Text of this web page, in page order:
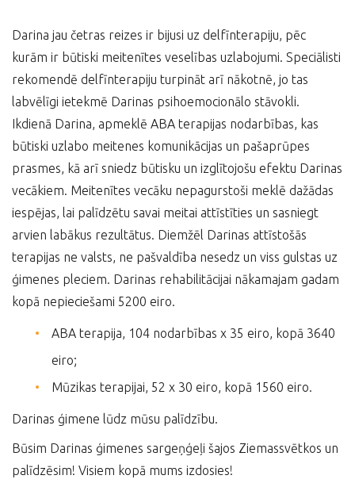
Darina jau četras reizes ir bijusi uz delfīnterapiju, pēc
kurām ir būtiski meitenītes veselības uzlabojumi. Speciālisti
rekomendē delfīnterapiju turpināt arī nākotnē, jo tas
labvēlīgi ietekmē Darinas psihoemocionālo stāvokli.
Ikdienā Darina, apmeklē ABA terapijas nodarbības, kas
būtiski uzlabo meitenes komunikācijas un pašaprūpes
prasmes, kā arī sniedz būtisku un izglītojošu efektu Darinas
vecākiem. Meitenītes vecāku nepagurstoši meklē dažādas
iespējas, lai palīdzētu savai meitai attīstīties un sasniegt
arvien labākus rezultātus. Diemžēl Darinas attīstošās
terapijas ne valsts, ne pašvaldība nesedz un viss gulstas uz
ģimenes pleciem. Darinas rehabilitācijai nākamajam gadam
kopā nepieciešami 5200 eiro.
ABA terapija, 104 nodarbības x 35 eiro, kopā 3640
eiro;
Mūzikas terapijai, 52 x 30 eiro, kopā 1560 eiro.
Darinas ģimene lūdz mūsu palīdzību.
Būsim Darinas ģimenes sargeņģeļi šajos Ziemassvētkos un
palīdzēsim! Visiem kopā mums izdosies!